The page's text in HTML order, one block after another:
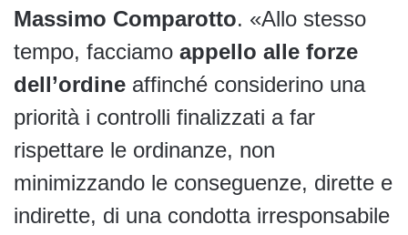
Massimo Comparotto. «Allo stesso
tempo, facciamo appello alle forze
dell’ordine affinché considerino una
priorità i controlli finalizzati a far
rispettare le ordinanze, non
minimizzando le conseguenze, dirette e
indirette, di una condotta irresponsabile